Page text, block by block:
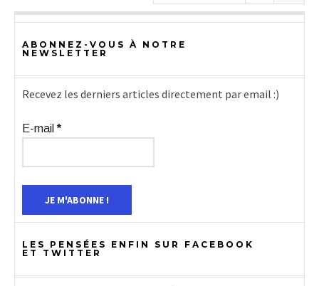
ABONNEZ-VOUS À NOTRE
NEWSLETTER
Recevez les derniers articles directement par email :)
E-mail*
LES PENSÉES ENFIN SUR FACEBOOK
ET TWITTER